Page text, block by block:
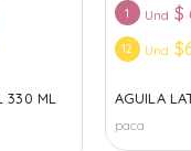
330 ML
1 Und $
12 Und
AGUILA
paca